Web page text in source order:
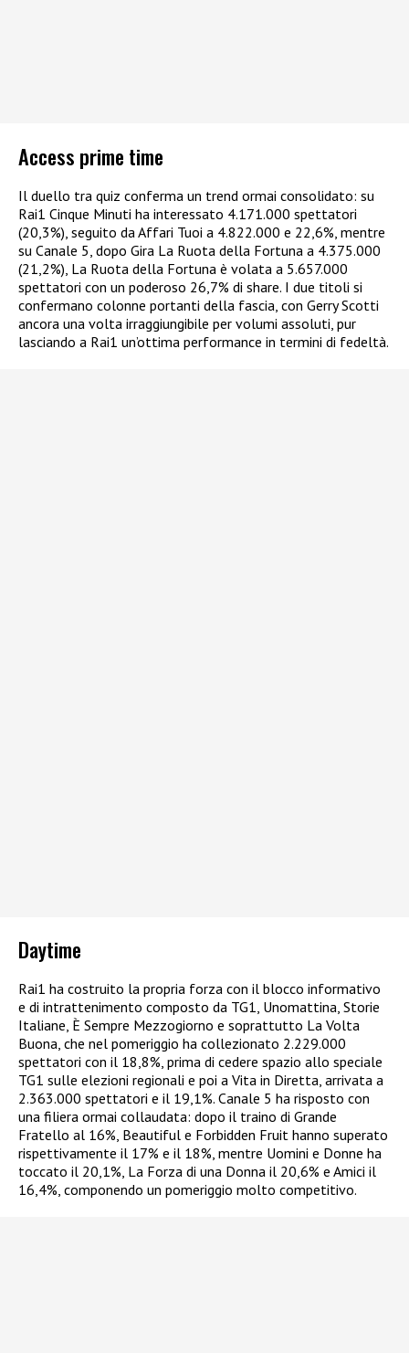
Access prime time
Il duello tra quiz conferma un trend ormai consolidato: su
Rai1 Cinque Minuti ha interessato 4.171.000 spettatori
(20,3%), seguito da Affari Tuoi a 4.822.000 e 22,6%, mentre
su Canale 5, dopo Gira La Ruota della Fortuna a 4.375.000
(21,2%), La Ruota della Fortuna è volata a 5.657.000
spettatori con un poderoso 26,7% di share. I due titoli si
confermano colonne portanti della fascia, con Gerry Scotti
ancora una volta irraggiungibile per volumi assoluti, pur
lasciando a Rai1 un’ottima performance in termini di fedeltà.​
Daytime
Rai1 ha costruito la propria forza con il blocco informativo
e di intrattenimento composto da TG1, Unomattina, Storie
Italiane, È Sempre Mezzogiorno e soprattutto La Volta
Buona, che nel pomeriggio ha collezionato 2.229.000
spettatori con il 18,8%, prima di cedere spazio allo speciale
TG1 sulle elezioni regionali e poi a Vita in Diretta, arrivata a
2.363.000 spettatori e il 19,1%. Canale 5 ha risposto con
una filiera ormai collaudata: dopo il traino di Grande
Fratello al 16%, Beautiful e Forbidden Fruit hanno superato
rispettivamente il 17% e il 18%, mentre Uomini e Donne ha
toccato il 20,1%, La Forza di una Donna il 20,6% e Amici il
16,4%, componendo un pomeriggio molto competitivo.​